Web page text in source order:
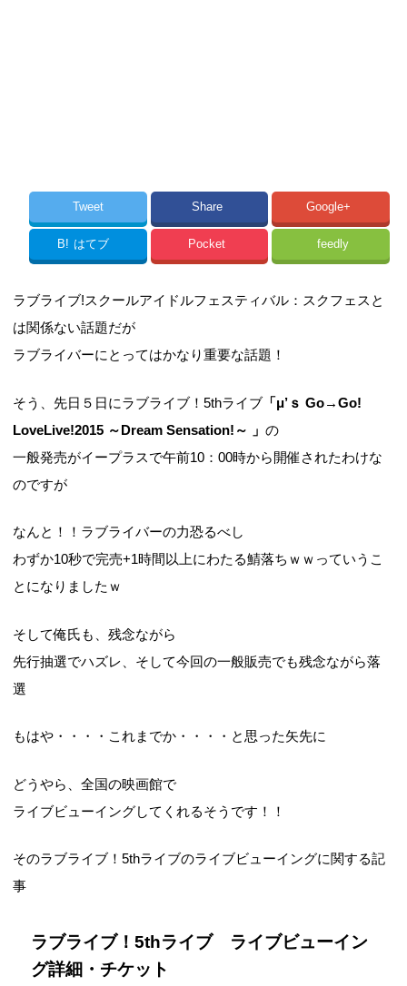
Tweet Share Google+
B! はてブ Pocket feedly
ラブライブ!スクールアイドルフェスティバル：スクフェスと
は関係ない話題だが
ラブライバーにとってはかなり重要な話題！
そう、先日５日にラブライブ！5thライブ 「μ’ｓ Go→Go!
LoveLive!2015 ～Dream Sensation!～ 」の
一般発売がイープラスで午前10：00時から開催されたわけな
のですが
なんと！！ラブライバーの力恐るべし
わずか10秒で完売+1時間以上にわたる鯖落ちｗｗっていうこ
とになりましたｗ
そして俺氏も、残念ながら
先行抽選でハズレ、そして今回の一般販売でも残念ながら落
選
もはや・・・・これまでか・・・・と思った矢先に
どうやら、全国の映画館で
ライブビューイングしてくれるそうです！！
そのラブライブ！5thライブのライブビューイングに関する記
事
ラブライブ！5thライブ ライブビューイン
グ詳細・チケット